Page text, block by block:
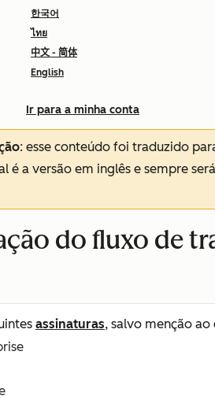
한국어
ไทย
中文 - 简体
English
Ir para a minha conta
: esse conteúdo foi traduzido
é a versão em inglês e sempre
do fluxo de
assinaturas, salvo menção